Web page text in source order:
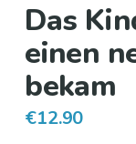
Das
einen
bekam
€12.90